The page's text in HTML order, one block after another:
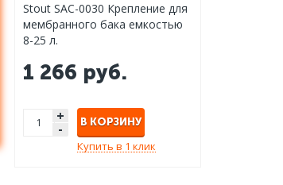
Stout SAC-0030 Крепление для
мембранного бака емкостью
8-25 л.
1 266 руб.
+
- В КОРЗИНУ
Купить в 1 клик